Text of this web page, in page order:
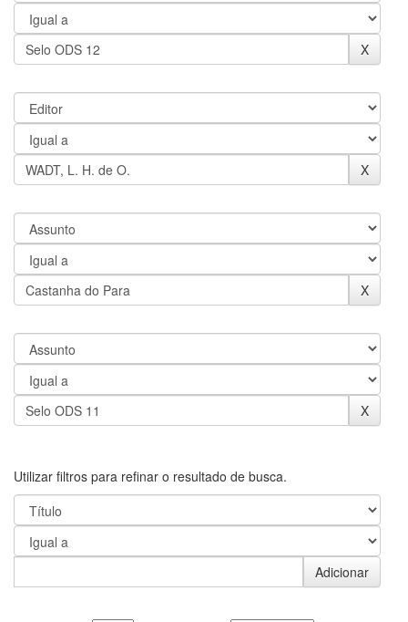
Utilizar filtros para refinar o resultado de busca.